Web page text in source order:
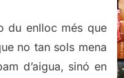
du enlloc més que
no tan sols mena
d’aigua, sinó en